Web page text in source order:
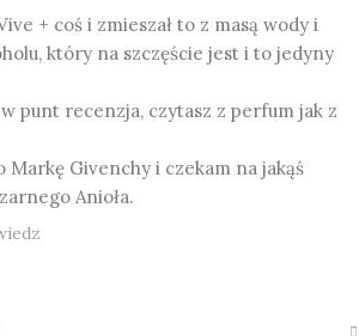
+ coś i zmieszał to z masą wody i
który na szczęście jest i to jedyny
punt recenzja, czytasz z perfum jak z
Markę Givenchy i czekam na jakąś
Anioła.